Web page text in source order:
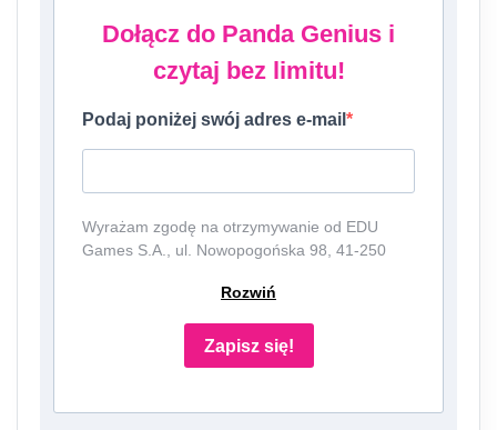
Dołącz do Panda Genius i
czytaj bez limitu!
Podaj poniżej swój adres e-mail
Wyrażam zgodę na otrzymywanie od EDU
Games S.A., ul. Nowopogońska 98, 41-250
REGON: 387109330 (dalej jako
"Administrator") newslettera, czyli informacji o
tematyce związanej z edukacją i szkolnictwem
oraz ofert handlowych lub/ i reklamowych za
telefonicznej. Podanie danych jest dobrowolne,
Rozwiń
Zapisz się!